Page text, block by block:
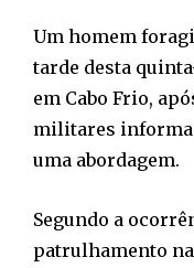
Um homem
tarde desta
em Cabo Frio,
militares
uma abordagem.
Segundo a
patrulhamento na